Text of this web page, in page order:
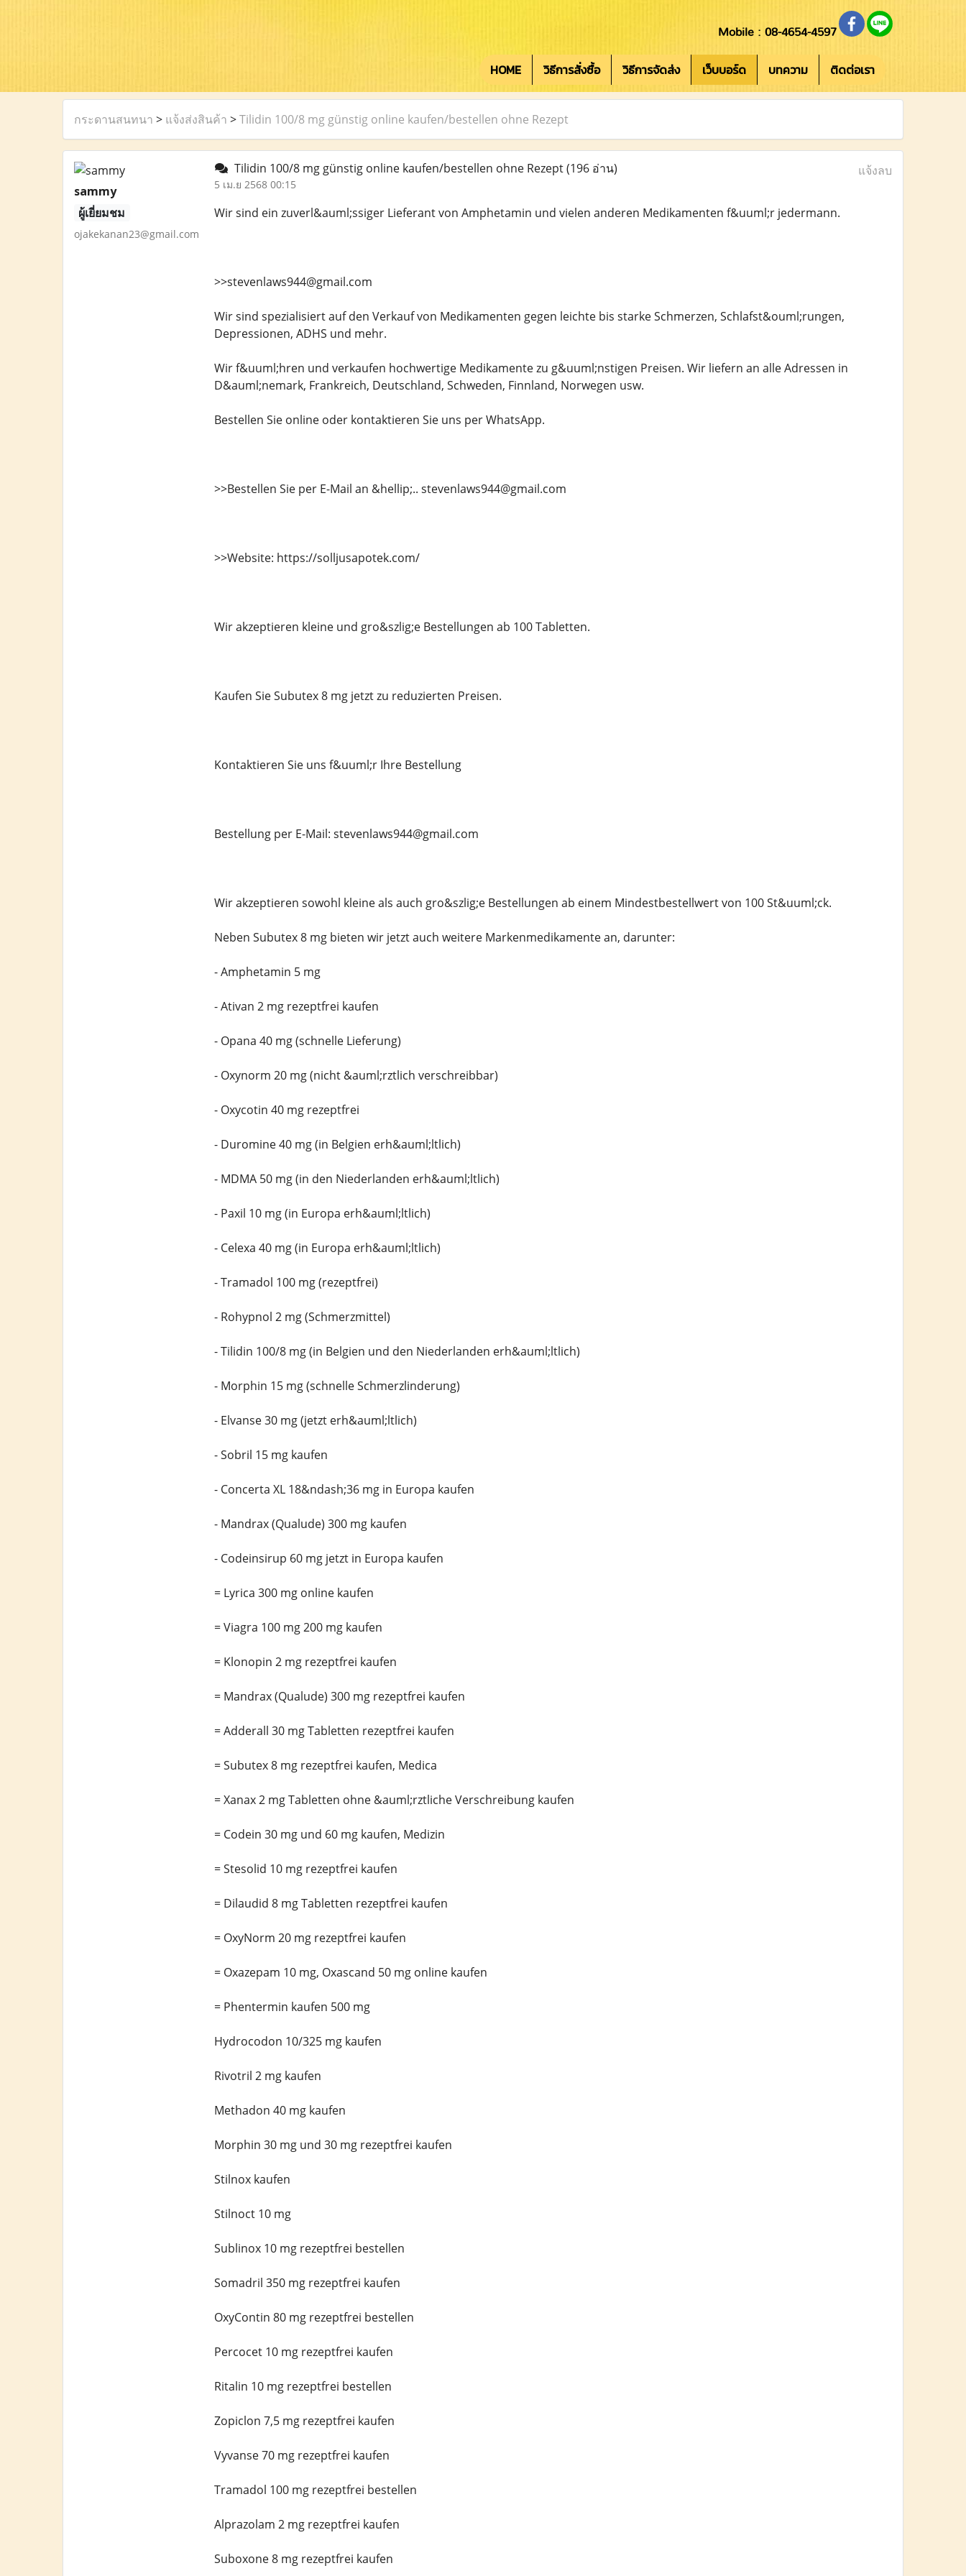
Mobile : 08-4654-4597
HOME วิธีการสั่งซื้อ วิธีการจัดส่ง เว็บบอร์ด บทความ ติดต่อเรา
กระดานสนทนา > แจ้งส่งสินค้า >Tilidin 100/8 mg günstig online kaufen/bestellen ohne Rezept
sammy
ผู้เยี่ยมชม
ojakekanan23@gmail.com
Tilidin 100/8 mg günstig online kaufen/bestellen ohne Rezept(196 อ่าน)
5 เม.ย 2568 00:15
แจ้งลบ
Wir sind ein zuverl&auml;ssiger Lieferant von Amphetamin und vielen anderen Medikamenten f&uuml;r jedermann.
>>stevenlaws944@gmail.com
Wir sind spezialisiert auf den Verkauf von Medikamenten gegen leichte bis starke Schmerzen, Schlafst&ouml;rungen,
Depressionen, ADHS und mehr.
Wir f&uuml;hren und verkaufen hochwertige Medikamente zu g&uuml;nstigen Preisen. Wir liefern an alle Adressen in
D&auml;nemark, Frankreich, Deutschland, Schweden, Finnland, Norwegen usw.
Bestellen Sie online oder kontaktieren Sie uns per WhatsApp.
>>Bestellen Sie per E-Mail an &hellip;.. stevenlaws944@gmail.com
>>Website: https://solljusapotek.com/
Wir akzeptieren kleine und gro&szlig;e Bestellungen ab 100 Tabletten.
Kaufen Sie Subutex 8 mg jetzt zu reduzierten Preisen.
Kontaktieren Sie uns f&uuml;r Ihre Bestellung
Bestellung per E-Mail: stevenlaws944@gmail.com
Wir akzeptieren sowohl kleine als auch gro&szlig;e Bestellungen ab einem Mindestbestellwert von 100 St&uuml;ck.
Neben Subutex 8 mg bieten wir jetzt auch weitere Markenmedikamente an, darunter:
- Amphetamin 5 mg
- Ativan 2 mg rezeptfrei kaufen
- Opana 40 mg (schnelle Lieferung)
- Oxynorm 20 mg (nicht &auml;rztlich verschreibbar)
- Oxycotin 40 mg rezeptfrei
- Duromine 40 mg (in Belgien erh&auml;ltlich)
- MDMA 50 mg (in den Niederlanden erh&auml;ltlich)
- Paxil 10 mg (in Europa erh&auml;ltlich)
- Celexa 40 mg (in Europa erh&auml;ltlich)
- Tramadol 100 mg (rezeptfrei)
- Rohypnol 2 mg (Schmerzmittel)
- Tilidin 100/8 mg (in Belgien und den Niederlanden erh&auml;ltlich)
- Morphin 15 mg (schnelle Schmerzlinderung)
- Elvanse 30 mg (jetzt erh&auml;ltlich)
- Sobril 15 mg kaufen
- Concerta XL 18&ndash;36 mg in Europa kaufen
- Mandrax (Qualude) 300 mg kaufen
- Codeinsirup 60 mg jetzt in Europa kaufen
= Lyrica 300 mg online kaufen
= Viagra 100 mg 200 mg kaufen
= Klonopin 2 mg rezeptfrei kaufen
= Mandrax (Qualude) 300 mg rezeptfrei kaufen
= Adderall 30 mg Tabletten rezeptfrei kaufen
= Subutex 8 mg rezeptfrei kaufen, Medica
= Xanax 2 mg Tabletten ohne &auml;rztliche Verschreibung kaufen
= Codein 30 mg und 60 mg kaufen, Medizin
= Stesolid 10 mg rezeptfrei kaufen
= Dilaudid 8 mg Tabletten rezeptfrei kaufen
= OxyNorm 20 mg rezeptfrei kaufen
= Oxazepam 10 mg, Oxascand 50 mg online kaufen
= Phentermin kaufen 500 mg
Hydrocodon 10/325 mg kaufen
Rivotril 2 mg kaufen
Methadon 40 mg kaufen
Morphin 30 mg und 30 mg rezeptfrei kaufen
Stilnox kaufen
Stilnoct 10 mg
Sublinox 10 mg rezeptfrei bestellen
Somadril 350 mg rezeptfrei kaufen
OxyContin 80 mg rezeptfrei bestellen
Percocet 10 mg rezeptfrei kaufen
Ritalin 10 mg rezeptfrei bestellen
Zopiclon 7,5 mg rezeptfrei kaufen
Vyvanse 70 mg rezeptfrei kaufen
Tramadol 100 mg rezeptfrei bestellen
Alprazolam 2 mg rezeptfrei kaufen
Suboxone 8 mg rezeptfrei kaufen